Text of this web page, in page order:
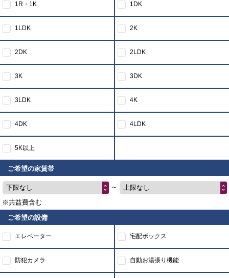
1R・1K 1DK
1LDK 2K
2DK 2LDK
3K 3DK
3LDK 4K
4DK 4LDK
5K以上
ご希望の家賃帯
下限なし ～
上限なし
※共益費含む
ご希望の設備
エレベーター 宅配ボックス
防犯カメラ 自動お湯張り機能